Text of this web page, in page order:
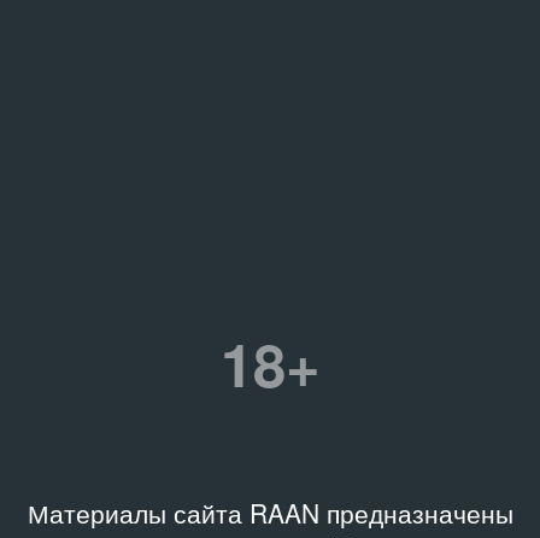
18+
Материалы сайта RAAN предназначены